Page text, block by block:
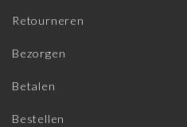
Retourneren
Bezorgen
Betalen
Bestellen